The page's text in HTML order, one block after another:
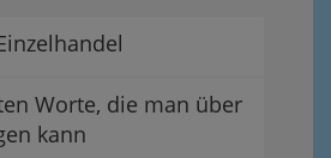
Worte, die man über
kann